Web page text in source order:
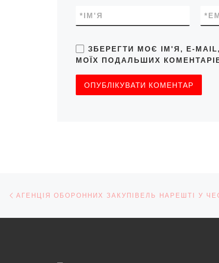
ІМ'Я
* *
ЗБЕРЕГТИ МОЄ ІМ'Я, E-
МОЇХ ПОДАЛЬШИХ
Навігація записів